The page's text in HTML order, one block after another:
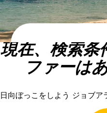
現在、検索条
ファーは
日向ぼっこをしよう ジョブア